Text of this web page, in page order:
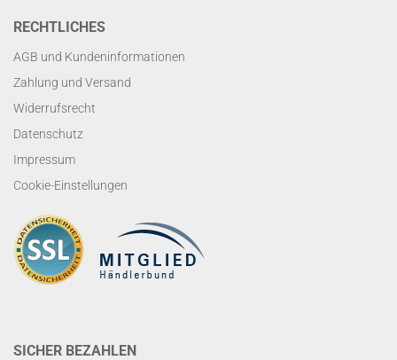
RECHTLICHES
AGB und Kundeninformationen
Zahlung und Versand
Widerrufsrecht
Datenschutz
Impressum
Cookie-Einstellungen
SICHER BEZAHLEN